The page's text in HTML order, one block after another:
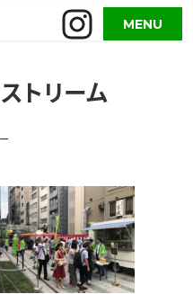
MENU
トリーム
活用事例 カテゴリー